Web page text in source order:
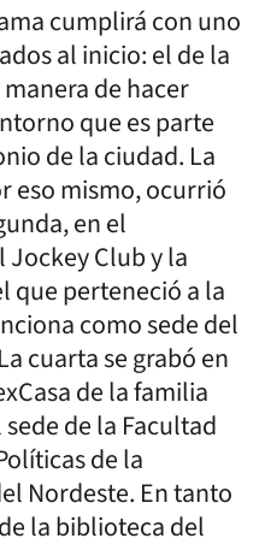
cumplirá con uno
al inicio: el de la
de hacer
que es parte
de la ciudad. La
eso mismo, ocurrió
en el
Club y la
que perteneció a la
como sede del
cuarta se grabó en
de la familia
de la Facultad
de la
Nordeste. En tanto
la biblioteca del